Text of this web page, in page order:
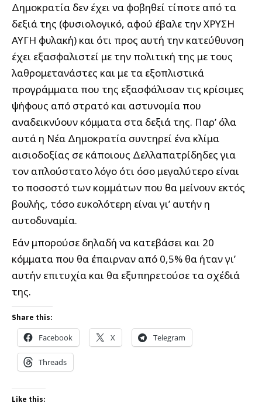
Δημοκρατία δεν έχει να φοβηθεί τίποτε από τα
δεξιά της (φυσιολογικό, αφού έβαλε την ΧΡΥΣΗ
ΑΥΓΗ φυλακή) και ότι προς αυτή την κατεύθυνση
έχει εξασφαλιστεί με την πολιτική της με τους
λαθρομετανάστες και με τα εξοπλιστικά
προγράμματα που της εξασφάλισαν τις κρίσιμες
ψήφους από στρατό και αστυνομία που
αναδεικνύουν κόμματα στα δεξιά της. Παρ’ όλα
αυτά η Νέα Δημοκρατία συντηρεί ένα κλίμα
αισιοδοξίας σε κάποιους Δελλαπατρίδηδες για
τον απλούστατο λόγο ότι όσο μεγαλύτερο είναι
το ποσοστό των κομμάτων που θα μείνουν εκτός
βουλής, τόσο ευκολότερη είναι γι’ αυτήν η
αυτοδυναμία.
Εάν μπορούσε δηλαδή να κατεβάσει και 20
κόμματα που θα έπαιρναν από 0,5% θα ήταν γι’
αυτήν επιτυχία και θα εξυπηρετούσε τα σχέδιά
της.
Share this:
Facebook X Telegram
Threads
Like this: